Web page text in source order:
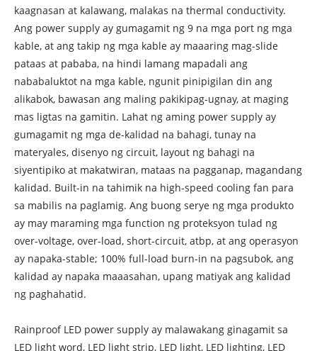
kaagnasan at kalawang, malakas na thermal conductivity.
Ang power supply ay gumagamit ng 9 na mga port ng mga
kable, at ang takip ng mga kable ay maaaring mag-slide
pataas at pababa, na hindi lamang mapadali ang
nababaluktot na mga kable, ngunit pinipigilan din ang
alikabok, bawasan ang maling pakikipag-ugnay, at maging
mas ligtas na gamitin. Lahat ng aming power supply ay
gumagamit ng mga de-kalidad na bahagi, tunay na
materyales, disenyo ng circuit, layout ng bahagi na
siyentipiko at makatwiran, mataas na pagganap, magandang
kalidad. Built-in na tahimik na high-speed cooling fan para
sa mabilis na paglamig. Ang buong serye ng mga produkto
ay may maraming mga function ng proteksyon tulad ng
over-voltage, over-load, short-circuit, atbp, at ang operasyon
ay napaka-stable; 100% full-load burn-in na pagsubok, ang
kalidad ay napaka maaasahan, upang matiyak ang kalidad
ng paghahatid.
Rainproof LED power supply ay malawakang ginagamit sa
LED light word, LED light strip, LED light, LED lighting, LED